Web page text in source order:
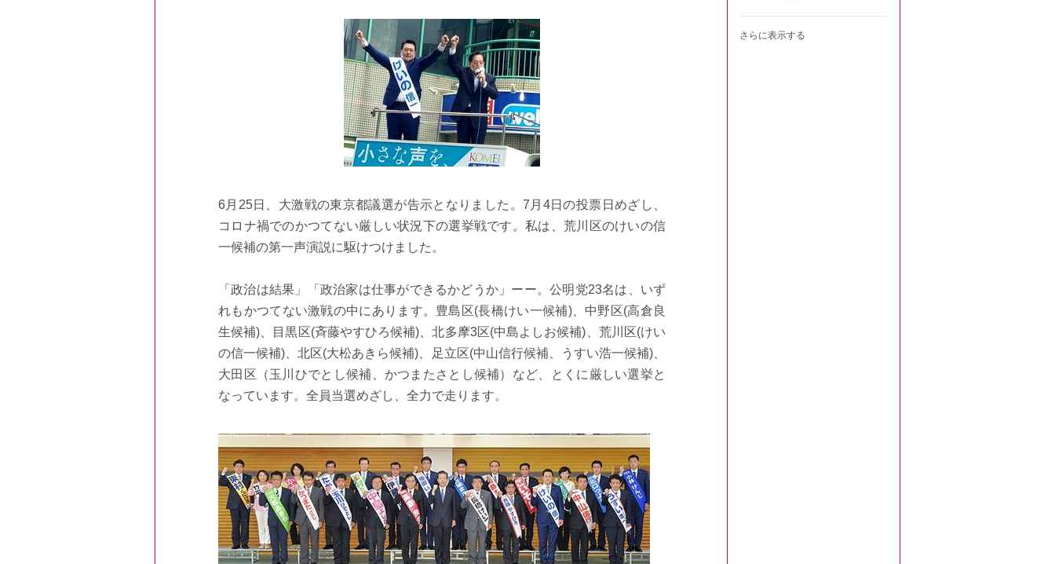
6月25日、大激戦の東京都議選が告示となりました。7月4日の投票日めざし、
コロナ禍でのかつてない厳しい状況下の選挙戦です。私は、荒川区のけいの信
一候補の第一声演説に駆けつけました。
「政治は結果」「政治家は仕事ができるかどうか」ーー。公明党23名は、いず
れもかつてない激戦の中にあります。豊島区(長橋けい一候補)、中野区(高倉良
生候補)、目黒区(斉藤やすひろ候補)、北多摩3区(中島よしお候補)、荒川区(けい
の信一候補)、北区(大松あきら候補)、足立区(中山信行候補、うすい浩一候補)、
大田区（玉川ひでとし候補、かつまたさとし候補）など、とくに厳しい選挙と
なっています。全員当選めざし、全力で走ります。
さらに表示する